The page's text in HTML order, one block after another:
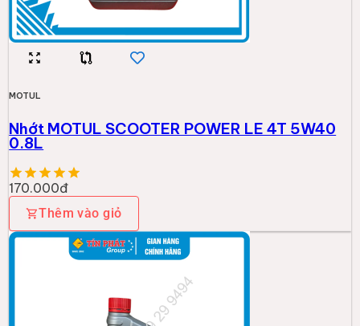
MOTUL
Nhớt MOTUL SCOOTER POWER LE 4T 5W40
0.8L
170.000đ
Thêm vào giỏ